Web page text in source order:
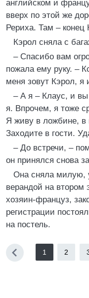
английском и
вверх по этой же
Рериха. Там – конец
Кэрол сняла с
– Спасибо вам
пожала ему руку. –
меня зовут Кэрол,
– А я – Клаус, и вы
я. Впрочем, я тоже
Я живу в ложбине, в
Заходите в гости.
– До встречи, –
он принялся снова
Она сняла милую,
верандой на втором
хозяин-француз,
регистрации
на постель.
1 2